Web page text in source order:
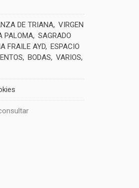
DE TRIANA VIRGEN
PALOMA SAGRADO
FRAILE AYD ESPACIO
BODAS
VARIOS